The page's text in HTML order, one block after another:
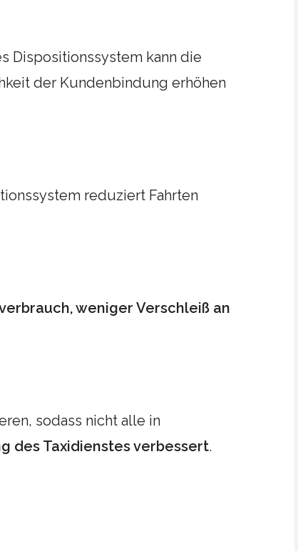
Dispositionssystem kann die
der Kundenbindung erhöhen
reduziert Fahrten
weniger Verschleiß an
sodass nicht alle in
des Taxidienstes verbessert.